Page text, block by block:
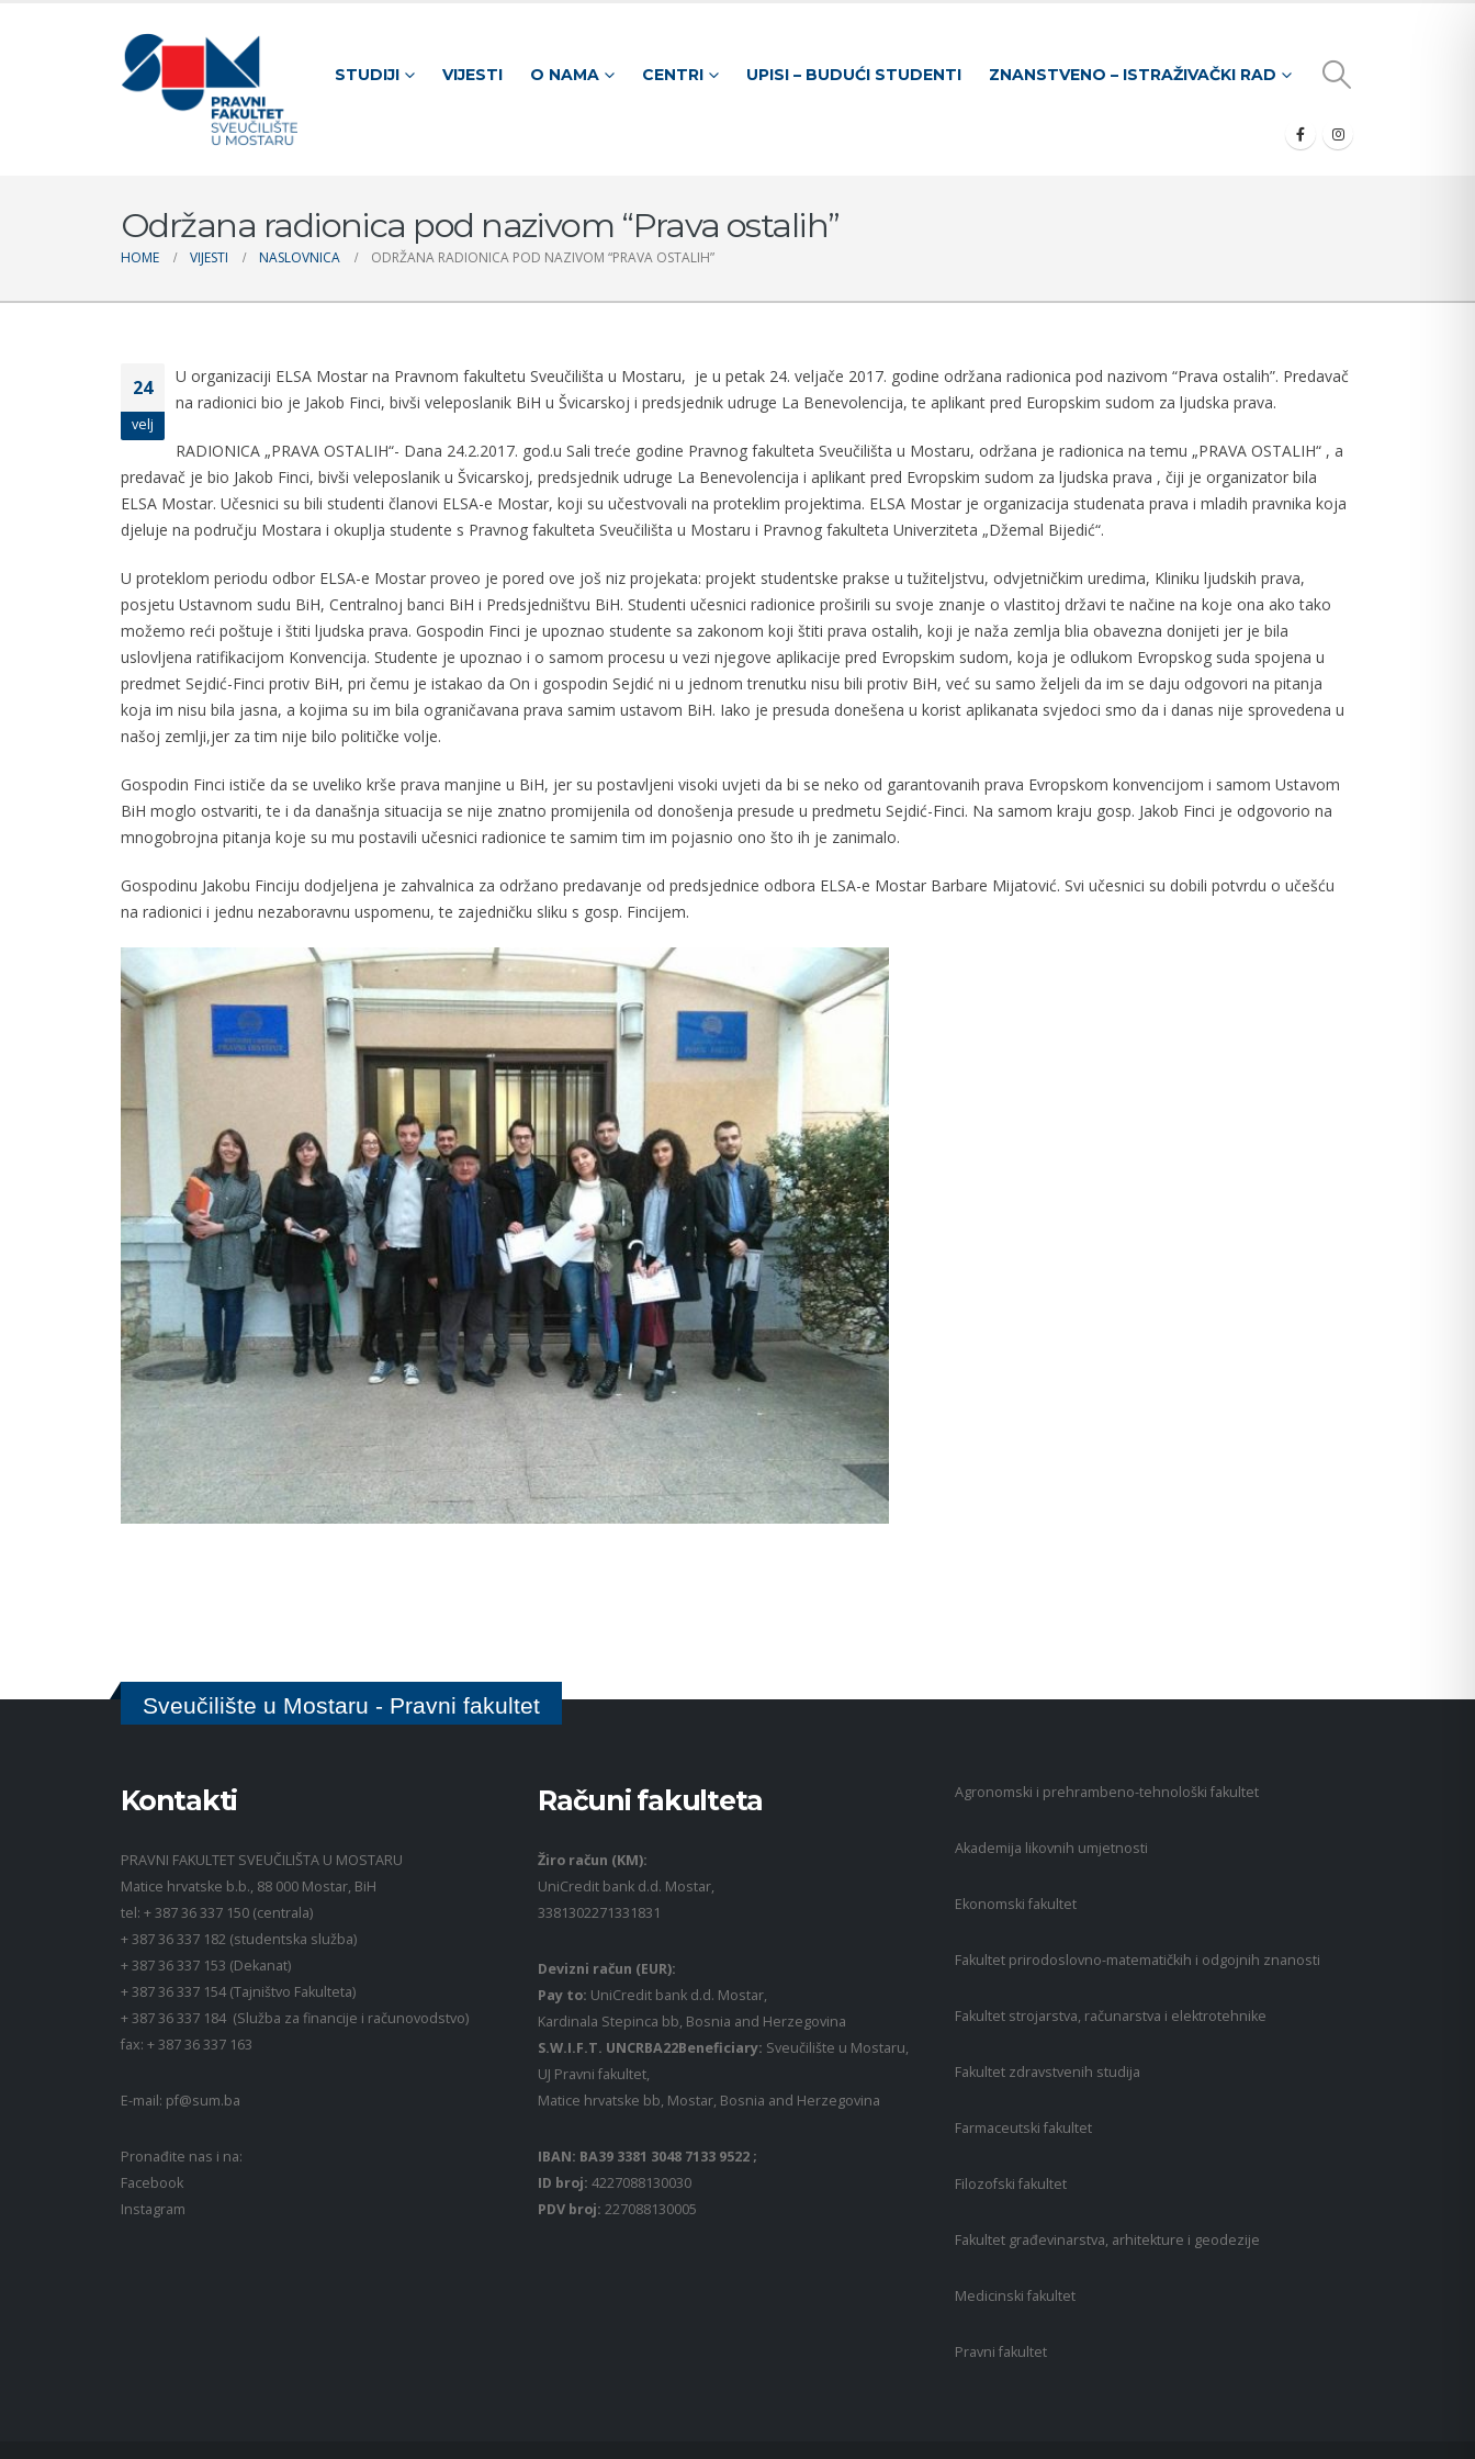
STUDIJI VIJESTI O NAMA CENTRI UPISI – BUDUĆI STUDENTI ZNANSTVENO – ISTRAŽIVAČKI RAD
Održana radionica pod nazivom “Prava ostalih”
HOME VIJESTI NASLOVNICA ODRŽANA RADIONICA POD NAZIVOM “PRAVA OSTALIH”
24
velj
U organizaciji ELSA Mostar na Pravnom fakultetu Sveučilišta u Mostaru, je u petak 24. veljače 2017. godine održana radionica pod nazivom “Prava ostalih”. Predavač
na radionici bio je Jakob Finci, bivši veleposlanik BiH u Švicarskoj i predsjednik udruge La Benevolencija, te aplikant pred Europskim sudom za ljudska prava.
RADIONICA „PRAVA OSTALIH“- Dana 24.2.2017. god.u Sali treće godine Pravnog fakulteta Sveučilišta u Mostaru, održana je radionica na temu „PRAVA OSTALIH“ , a
predavač je bio Jakob Finci, bivši veleposlanik u Švicarskoj, predsjednik udruge La Benevolencija i aplikant pred Evropskim sudom za ljudska prava , čiji je organizator bila
ELSA Mostar. Učesnici su bili studenti članovi ELSA-e Mostar, koji su učestvovali na proteklim projektima. ELSA Mostar je organizacija studenata prava i mladih pravnika koja
djeluje na području Mostara i okuplja studente s Pravnog fakulteta Sveučilišta u Mostaru i Pravnog fakulteta Univerziteta „Džemal Bijedić“.
U proteklom periodu odbor ELSA-e Mostar proveo je pored ove još niz projekata: projekt studentske prakse u tužiteljstvu, odvjetničkim uredima, Kliniku ljudskih prava,
posjetu Ustavnom sudu BiH, Centralnoj banci BiH i Predsjedništvu BiH. Studenti učesnici radionice proširili su svoje znanje o vlastitoj državi te načine na koje ona ako tako
možemo reći poštuje i štiti ljudska prava. Gospodin Finci je upoznao studente sa zakonom koji štiti prava ostalih, koji je naža zemlja blia obavezna donijeti jer je bila
uslovljena ratifikacijom Konvencija. Studente je upoznao i o samom procesu u vezi njegove aplikacije pred Evropskim sudom, koja je odlukom Evropskog suda spojena u
predmet Sejdić-Finci protiv BiH, pri čemu je istakao da On i gospodin Sejdić ni u jednom trenutku nisu bili protiv BiH, već su samo željeli da im se daju odgovori na pitanja
koja im nisu bila jasna, a kojima su im bila ograničavana prava samim ustavom BiH. Iako je presuda donešena u korist aplikanata svjedoci smo da i danas nije sprovedena u
našoj zemlji,jer za tim nije bilo političke volje.
Gospodin Finci ističe da se uveliko krše prava manjine u BiH, jer su postavljeni visoki uvjeti da bi se neko od garantovanih prava Evropskom konvencijom i samom Ustavom
BiH moglo ostvariti, te i da današnja situacija se nije znatno promijenila od donošenja presude u predmetu Sejdić-Finci. Na samom kraju gosp. Jakob Finci je odgovorio na
mnogobrojna pitanja koje su mu postavili učesnici radionice te samim tim im pojasnio ono što ih je zanimalo.
Gospodinu Jakobu Finciju dodjeljena je zahvalnica za održano predavanje od predsjednice odbora ELSA-e Mostar Barbare Mijatović. Svi učesnici su dobili potvrdu o učešću
na radionici i jednu nezaboravnu uspomenu, te zajedničku sliku s gosp. Fincijem.
Sveučilište u Mostaru - Pravni fakultet
Kontakti
PRAVNI FAKULTET SVEUČILIŠTA U MOSTARU
Matice hrvatske b.b., 88 000 Mostar, BiH
tel: + 387 36 337 150 (centrala)
+ 387 36 337 182 (studentska služba)
+ 387 36 337 153 (Dekanat)
+ 387 36 337 154 (Tajništvo Fakulteta)
+ 387 36 337 184 (Služba za financije i računovodstvo)
fax: + 387 36 337 163
E-mail: pf@sum.ba
Pronađite nas i na:
Facebook
Instagram
Računi fakulteta
Žiro račun (KM):
UniCredit bank d.d. Mostar,
3381302271331831
Devizni račun (EUR):
Pay to: UniCredit bank d.d. Mostar,
Kardinala Stepinca bb, Bosnia and Herzegovina
S.W.I.F.T. UNCRBA22Beneficiary: Sveučilište u Mostaru,
UJ Pravni fakultet,
Matice hrvatske bb, Mostar, Bosnia and Herzegovina
IBAN: BA39 3381 3048 7133 9522 ;
ID broj: 4227088130030
PDV broj: 227088130005
Agronomski i prehrambeno-tehnološki fakultet
Akademija likovnih umjetnosti
Ekonomski fakultet
Fakultet prirodoslovno-matematičkih i odgojnih znanosti
Fakultet strojarstva, računarstva i elektrotehnike
Fakultet zdravstvenih studija
Farmaceutski fakultet
Filozofski fakultet
Fakultet građevinarstva, arhitekture i geodezije
Medicinski fakultet
Pravni fakultet